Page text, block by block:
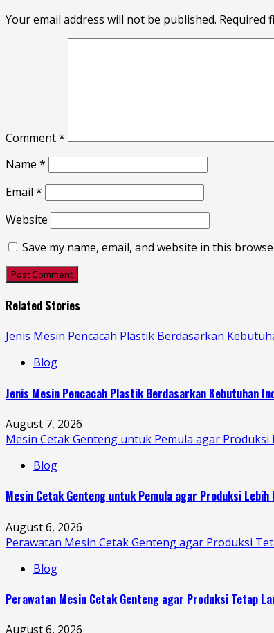
Your email address will not be published. Required
Comment*
Name *
Email *
Website
Save my name, email, and website in this
Related Stories
Jenis Mesin Pencacah Plastik Berdasarkan
Blog
Jenis Mesin Pencacah Plastik Berdasarkan Kebutuhan
August 7, 2026
Mesin Cetak Genteng untuk Pemula agar
Blog
Mesin Cetak Genteng untuk Pemula agar Produksi Lebih
August 6, 2026
Perawatan Mesin Cetak Genteng agar Produksi
Blog
Perawatan Mesin Cetak Genteng agar Produksi Tetap
August 6, 2026